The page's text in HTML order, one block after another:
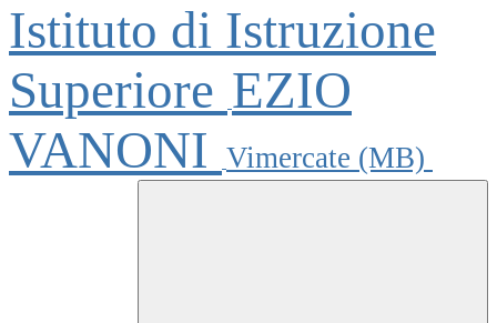
Istituto di Istruzione
Superiore EZIO
VANONI Vimercate (MB)